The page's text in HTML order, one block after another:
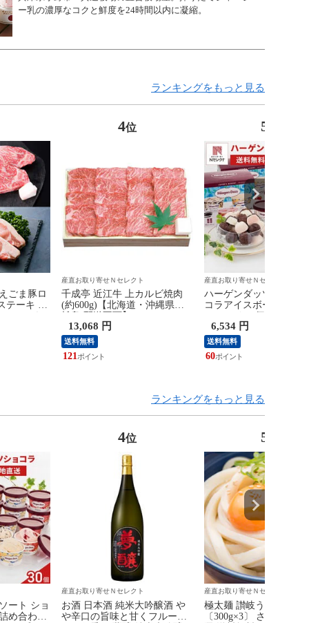
ー乳の濃厚なコクと鮮度を24時間以内に凝縮。
ランキングをもっと見る
ごま豚ロ
テーキ 牛
4位
産直お取り寄せＮセレクト
千成亭 近江牛 上カルビ焼肉
(約600g)【北海道・沖縄県・
13,068 円
送料無料
121
5
産直お取り寄せＮセレクト
ハーゲンダッツ アソー
コラアイスボール 詰め
ス アイスクリーム【沖
離島 配送不可】
6,534 円
送料無料
60
ランキングをもっと見る
ート ショ
め合わせ
4位
産直お取り寄せＮセレクト
お酒 日本酒 純米大吟醸酒 や
や辛口の旨味と甘くフルーテ
5
産直お取り寄せＮセレクト
極太麺 讃岐うどん 9食
〔300g×3〕 さぬきうど